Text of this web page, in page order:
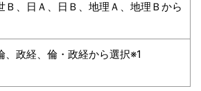
Ｂ、日Ａ、日Ｂ、地理Ａ、地理Ｂから
、政経、倫・政経から選択※1